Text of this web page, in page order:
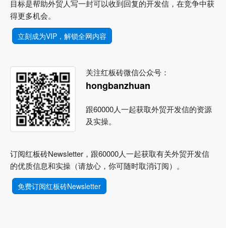
目标是帮助外贸人写一封可以收到回复的开发信，在竞争中获
得更多机会。
立刻成为VIP，解锁全网内容
关注红板砖微信公众号：
hongbanzhuan
跟60000人一起获取外贸开发信的资源
及实操。
订阅红板砖Newsletter，跟60000人一起获取有关外贸开发信
的优质信息和实操（请放心，你可随时取消订阅）。
免费订阅红板砖Newsletter